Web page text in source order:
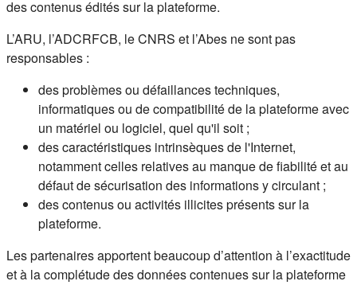
des contenus édités sur la plateforme.
L’ARU, l’ADCRFCB, le CNRS et l’Abes ne sont pas
responsables :
des problèmes ou défaillances techniques,
informatiques ou de compatibilité de la plateforme avec
un matériel ou logiciel, quel qu'il soit ;
des caractéristiques intrinsèques de l'Internet,
notamment celles relatives au manque de fiabilité et au
défaut de sécurisation des informations y circulant ;
des contenus ou activités illicites présents sur la
plateforme.
Les partenaires apportent beaucoup d’attention à l’exactitude
et à la complétude des données contenues sur la plateforme